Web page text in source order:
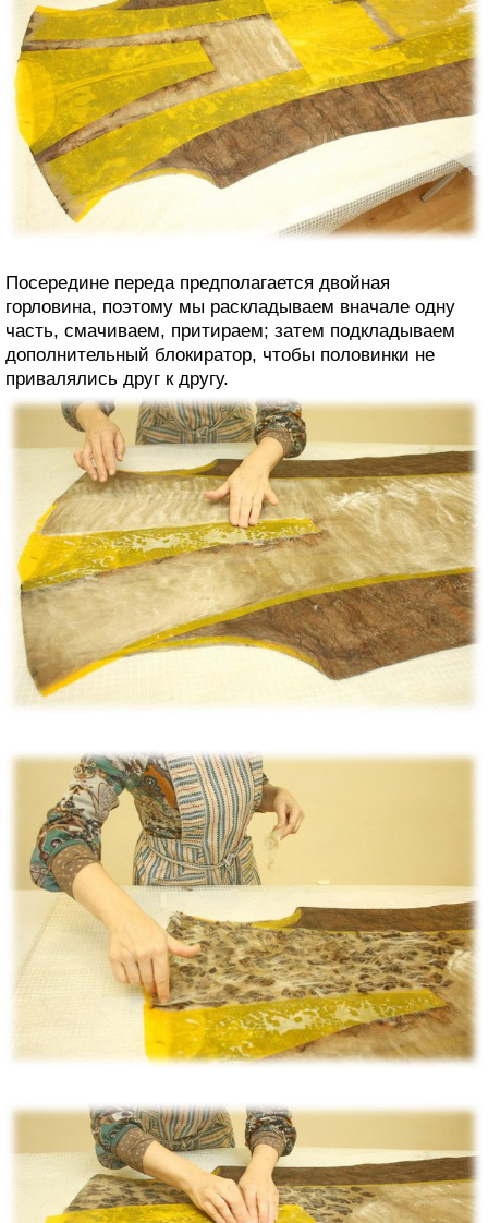
Посередине переда предполагается двойная
горловина, поэтому мы раскладываем вначале одну
часть, смачиваем, притираем; затем подкладываем
дополнительный блокиратор, чтобы половинки не
привалялись друг к другу.